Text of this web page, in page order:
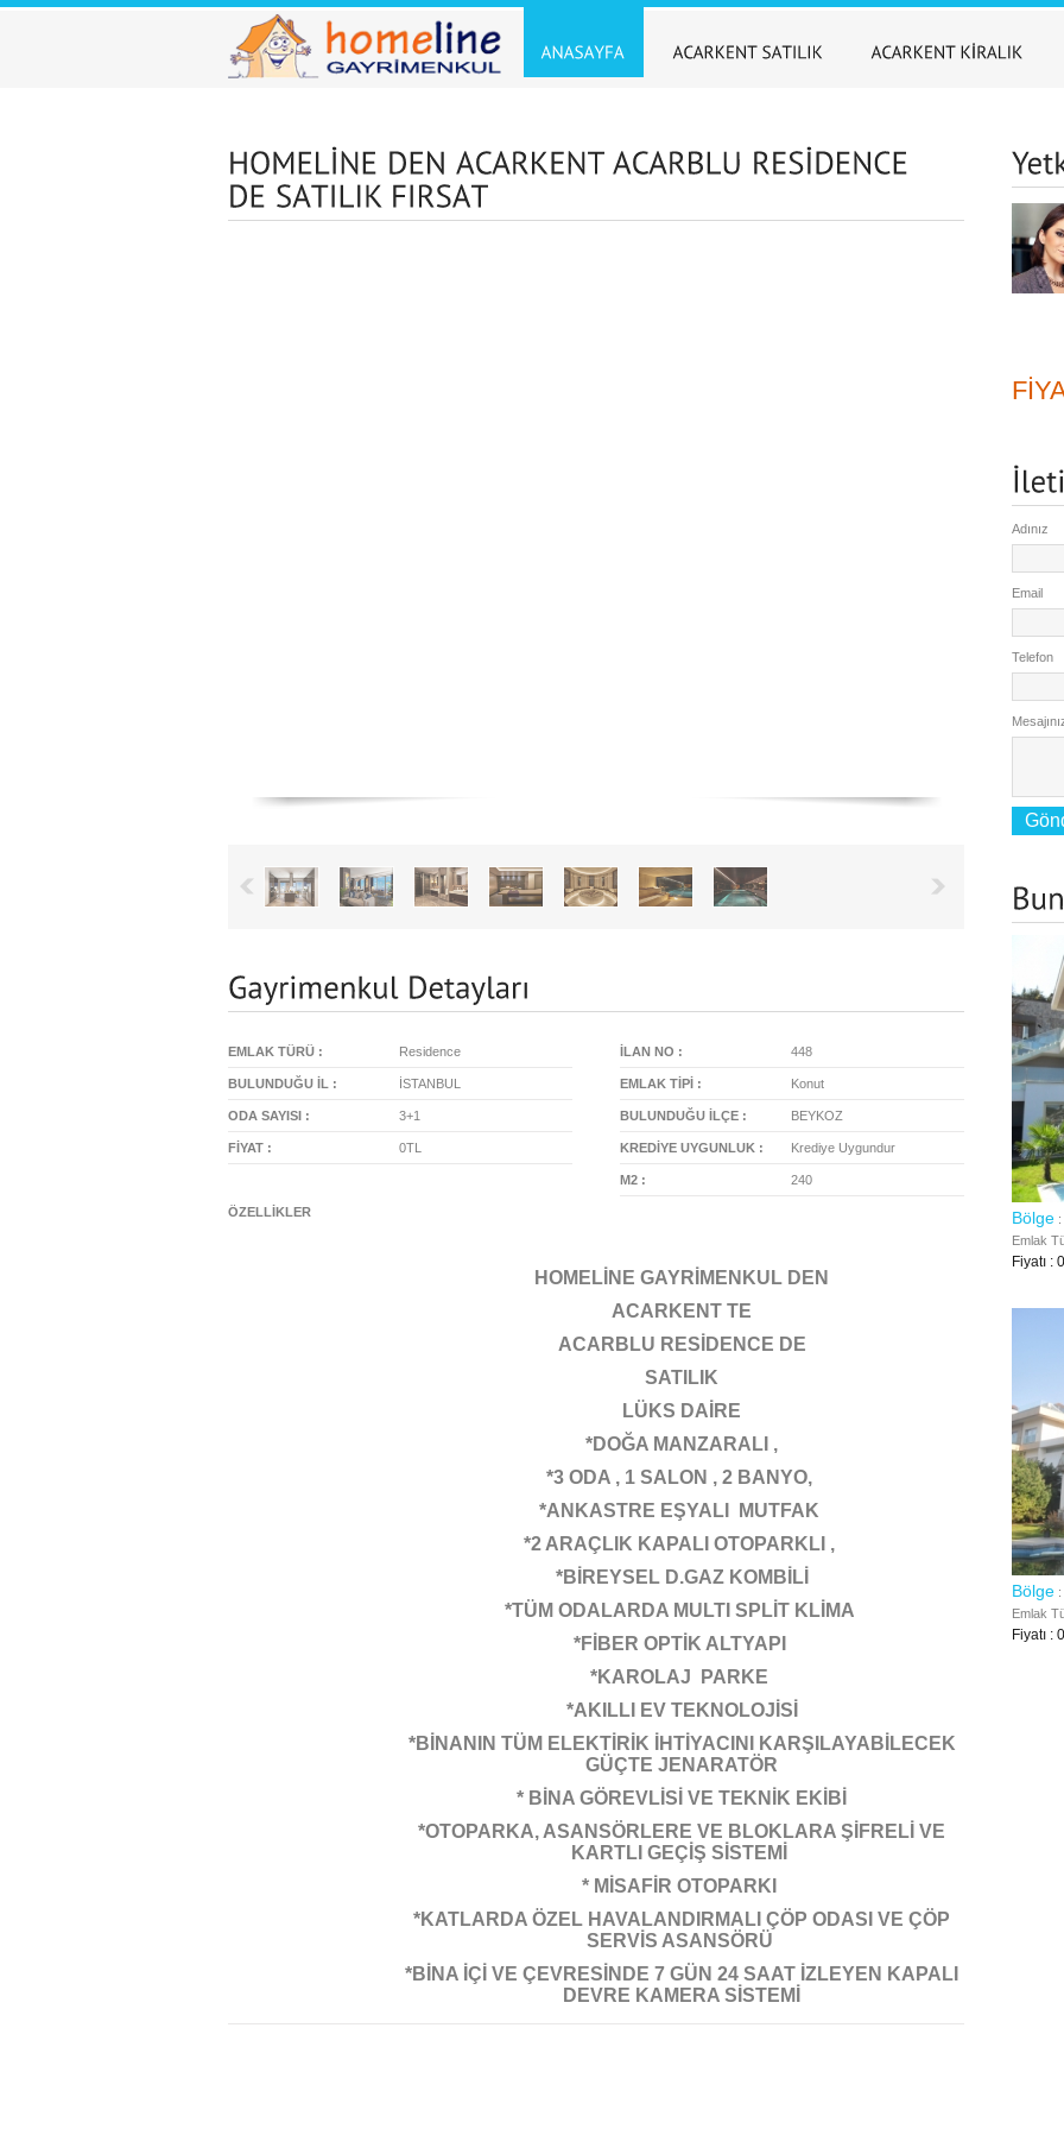
EMLAK TÜRÜ : Residence
BULUNDUĞU İL : İSTANBUL
ODA SAYISI : 3+1
FİYAT : 0TL
İLAN NO : 448
EMLAK TİPİ : Konut
BULUNDUĞU İLÇE : BEYKOZ
KREDİYE UYGUNLUK : Krediye Uygundur
M2 : 240
ÖZELLİKLER
HOMELİNE GAYRİMENKUL DEN
ACARKENT TE
ACARBLU RESİDENCE DE
SATILIK
LÜKS DAİRE
*DOĞA MANZARALI ,
*3 ODA , 1 SALON , 2 BANYO,
*ANKASTRE EŞYALI MUTFAK
*2 ARAÇLIK KAPALI OTOPARKLI ,
*BİREYSEL D.GAZ KOMBİLİ
*TÜM ODALARDA MULTI SPLİT KLİMA
*FİBER OPTİK ALTYAPI
*KAROLAJ PARKE
*AKILLI EV TEKNOLOJİSİ
*BİNANIN TÜM ELEKTİRİK İHTİYACINI KARŞILAYABİLECEK
GÜÇTE JENARATÖR
* BİNA GÖREVLİSİ VE TEKNİK EKİBİ
*OTOPARKA, ASANSÖRLERE VE BLOKLARA ŞİFRELİ VE
KARTLI GEÇİŞ SİSTEMİ
* MİSAFİR OTOPARKI
*KATLARDA ÖZEL HAVALANDIRMALI ÇÖP ODASI VE ÇÖP
SERVİS ASANSÖRÜ
*BİNA İÇİ VE ÇEVRESİNDE 7 GÜN 24 SAAT İZLEYEN KAPALI
DEVRE KAMERA SİSTEMİ
Adınız
Email
Telefon
Bölge
Emlak
Fiyatı : 0
Bölge
Emlak
Fiyatı : 0